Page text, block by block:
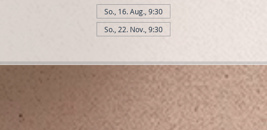
So., 16. Aug., 9:30
So., 22. Nov., 9:30